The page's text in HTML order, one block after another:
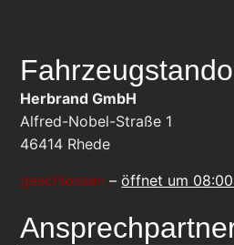
Herbrand GmbH
Alfred-Nobel-Straße 1
46414 Rhede
geschlossen –öffnet um